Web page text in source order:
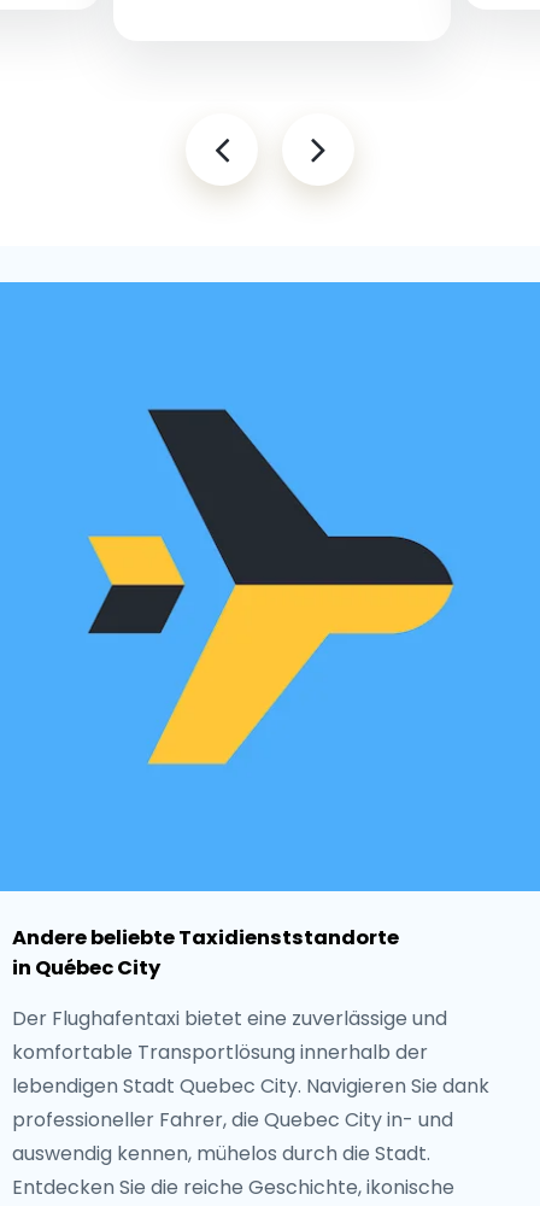
Andere beliebte Taxidienststandorte
in Québec City
Der Flughafentaxi bietet eine zuverlässige und
komfortable Transportlösung innerhalb der
lebendigen Stadt Quebec City. Navigieren Sie dank
professioneller Fahrer, die Quebec City in- und
auswendig kennen, mühelos durch die Stadt.
Entdecken Sie die reiche Geschichte, ikonische